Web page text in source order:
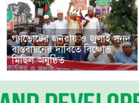
গণভোটের জনরায় ও জুলাই সনদ
বাস্তবায়নের দাবিতে বিক্ষোভ
মিছিল অনুষ্ঠিত